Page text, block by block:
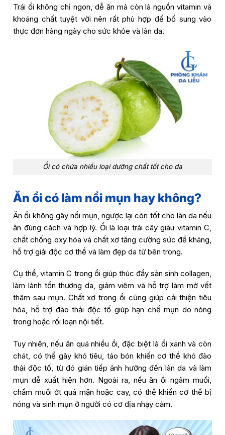
Trái ổi không chỉ ngon, dễ ăn mà còn là nguồn vitamin và
khoáng chất tuyệt vời nên rất phù hợp để bổ sung vào
thực đơn hàng ngày cho sức khỏe và làn da.
Ổi có chứa nhiều loại dưỡng chất tốt cho da
Ăn ổi có làm nổi mụn hay không?
Ăn ổi không gây nổi mụn, ngược lại còn tốt cho làn da nếu
ăn đúng cách và hợp lý. Ổi là loại trái cây giàu vitamin C,
chất chống oxy hóa và chất xơ tăng cường sức đề kháng,
hỗ trợ giải độc cơ thể và làm đẹp da từ bên trong.
Cụ thể, vitamin C trong ổi giúp thúc đẩy sản sinh collagen,
làm lành tổn thương da, giảm viêm và hỗ trợ làm mờ vết
thâm sau mụn. Chất xơ trong ổi cũng giúp cải thiện tiêu
hóa, hỗ trợ đào thải độc tố giúp hạn chế mụn do nóng
trong hoặc rối loạn nội tiết.
Tuy nhiên, nếu ăn quá nhiều ổi, đặc biệt là ổi xanh và còn
chát, có thể gây khó tiêu, táo bón khiến cơ thể khó đào
thải độc tố, từ đó gián tiếp ảnh hưởng đến làn da và làm
mụn dễ xuất hiện hơn. Ngoài ra, nếu ăn ổi ngâm muối,
chấm muối ớt quá mặn hoặc cay, có thể khiến cơ thể bị
nóng và sinh mụn ở người có cơ địa nhạy cảm.